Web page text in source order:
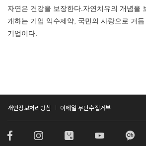
자연은 건강을 보장한다.자연치유의 개념을
개하는 기업 익수제약, 국민의 사랑으로 거
기업이다.
개인정보처리방침 이메일 무단수집거부